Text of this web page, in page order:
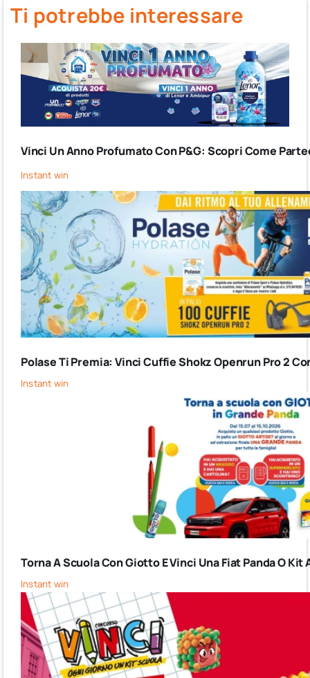
Ti potrebbe interessare
Vinci Un Anno Profumato Con P&G: Scopri Come
Instant win
Polase Ti Premia: Vinci Cuffie Shokz Openrun Pro 2
Instant win
Torna A Scuola Con Giotto E Vinci Una Fiat Panda O
Instant win